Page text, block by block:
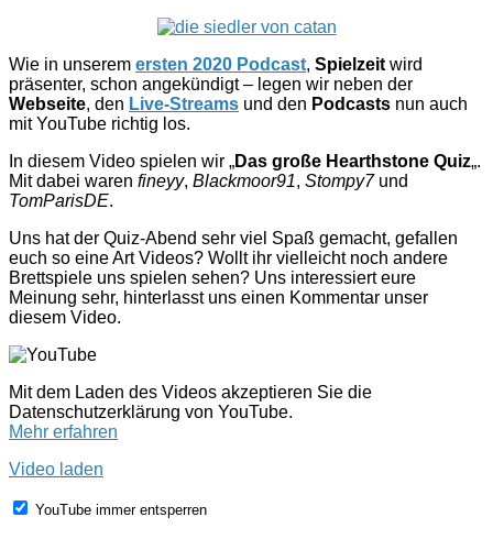
Wie in unserem ersten 2020 Podcast, Spielzeit wird
präsenter, schon angekündigt – legen wir neben der
Webseite, den Live-Streams und den Podcasts nun auch
mit YouTube richtig los.
In diesem Video spielen wir „Das große Hearthstone Quiz„.
Mit dabei waren fineyy, Blackmoor91, Stompy7und
TomParisDE.
Uns hat der Quiz-Abend sehr viel Spaß gemacht, gefallen
euch so eine Art Videos? Wollt ihr vielleicht noch andere
Brettspiele uns spielen sehen? Uns interessiert eure
Meinung sehr, hinterlasst uns einen Kommentar unser
diesem Video.
Mit dem Laden des Videos akzeptieren Sie die
Datenschutzerklärung von YouTube.
Mehr erfahren
Video laden
YouTube immer entsperren